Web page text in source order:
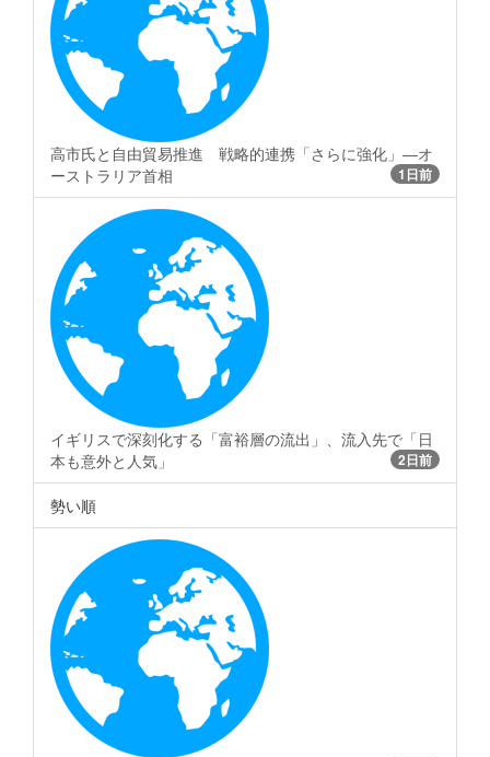
高市氏と自由貿易推進 戦略的連携「さらに強化」―オ
ーストラリア首相
1日前
イギリスで深刻化する「富裕層の流出」、流入先で「日
本も意外と人気」
2日前
勢い順